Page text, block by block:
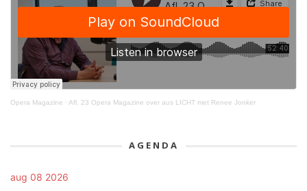
Opera Magazine · Afl. 23 Opera Magazine over aus LICHT met Renee Jonker
AGENDA
aug 08 2026